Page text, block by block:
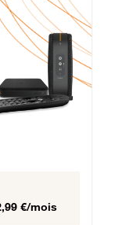
€ par mois,
€/mois